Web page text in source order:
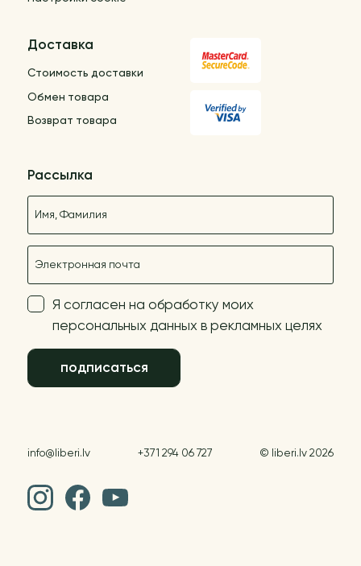
Доставка
Стоимость доставки
Обмен товара
Возврат товара
Рассылка
Я согласен на обработку моих
персональных данных в рекламных целях
подписаться
info@liberi.lv +371 294 06 727 © liberi.lv 2026